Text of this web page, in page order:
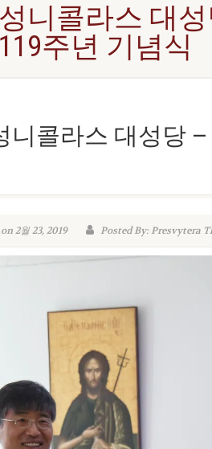
니콜라스 대
주년 기념식
니콜라스 대성당
2월 23, 2019 Posted By: Presvytera